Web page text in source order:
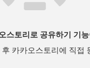
스토리로 공유하기 기
카카오스토리에 직접